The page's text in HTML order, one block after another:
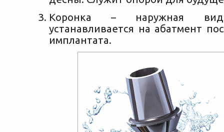
Коронка – наружная
устанавливается на абатмент
имплантата.